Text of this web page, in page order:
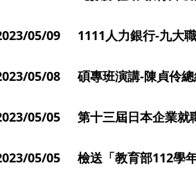
05/09 1111人力銀行-九大職
05/08 碩專班演講-陳貞伶總
05/05 第十三屆日本企業就
05/05 檢送「教育部112學年